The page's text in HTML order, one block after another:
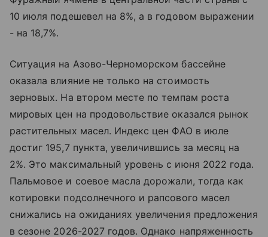
10 июля подешевел на 8%, а в годовом выражении
- на 18,7%.
Ситуация на Азово-Черноморском бассейне
оказала влияние не только на стоимость
зерновых. На втором месте по темпам роста
мировых цен на продовольствие оказался рынок
растительных масел. Индекс цен ФАО в июле
достиг 195,7 пункта, увеличившись за месяц на
2%. Это максимальный уровень с июня 2022 года.
Пальмовое и соевое масла дорожали, тогда как
котировки подсолнечного и рапсового масел
снижались на ожиданиях увеличения предложения
в сезоне 2026-2027 годов. Однако напряженность